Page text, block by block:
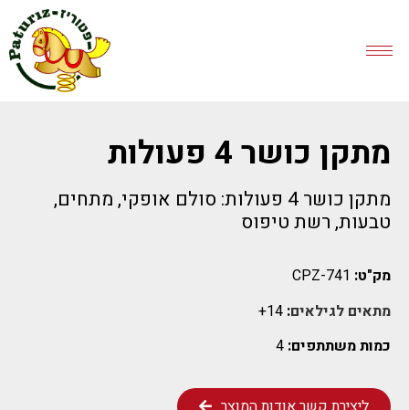
מתקן כושר 4 פעולות
מתקן כושר 4 פעולות: סולם אופקי, מתחים,
טבעות, רשת טיפוס
מק"ט:
מתאים לגילאים:
כמות משתתפים: